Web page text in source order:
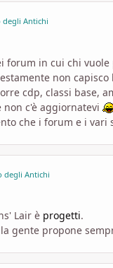
degli Antichi
forum in cui chi
non capisco
cdp, classi base,
non c'è aggiornatevi
che i forum e i
degli Antichi
Lair è progetti.
gente propone